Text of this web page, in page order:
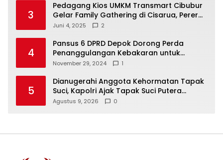
3
Pedagang Kios UMKM Transmart Cibubur
Gelar Family Gathering di Cisarua, Pererat
Silaturahmi dan Kekompakan
Juni 4, 2025 2
4
Pansus 6 DPRD Depok Dorong Perda
Penanggulangan Kebakaran untuk
Keselamatan Warga
November 29, 2024 1
5
Dianugerahi Anggota Kehormatan Tapak
Suci, Kapolri Ajak Tapak Suci Putera
Muhammadiyah Bersinergi dengan Polri
Agustus 9, 2026 0